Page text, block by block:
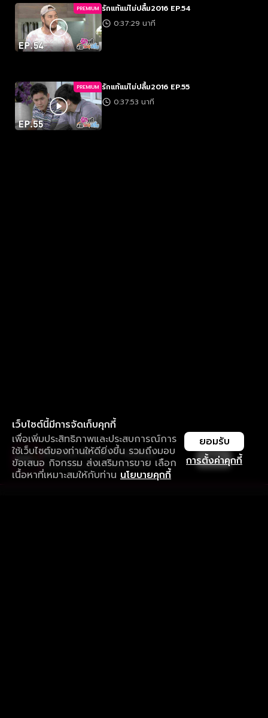
PREMIUM รักแท้แม่ไม่ปลื้ม2016 EP.54
0:37:29 นาที
PREMIUM รักแท้แม่ไม่ปลื้ม2016 EP.55
0:37:53 นาที
เว็บไซต์นี้มีการจัดเก็บคุกกี้
เพื่อเพิ่มประสิทธิภาพและประสบการณ์การ
ใช้เว็บไซต์ของท่านให้ดียิ่งขึ้น รวมถึงมอบ
ข้อเสนอ กิจกรรม ส่งเสริมการขาย เลือก
เนื้อหาที่เหมาะสมให้กับท่าน นโยบายคุกกี้
การตั้งค่าคุกกี้
ยอมรับ
ใช้งานแอป ลื่นไหลกว่า ไม่มีสะดุด
ดาวน์โหลดแอปเพื่อการรับชมที่ดีกว่า เปิด